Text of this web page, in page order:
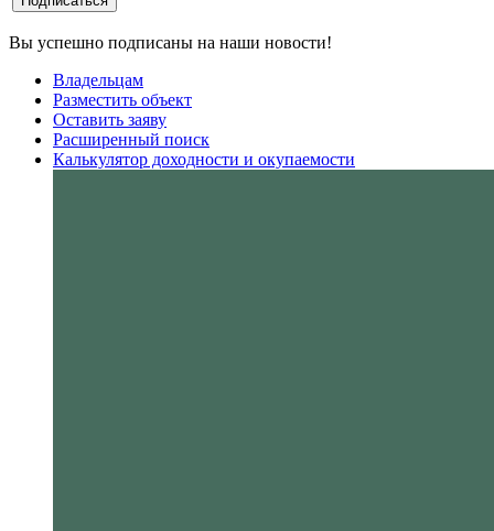
Вы успешно подписаны на наши новости!
Владельцам
Разместить объект
Оставить заяву
Расширенный поиск
Калькулятор доходности и окупаемости